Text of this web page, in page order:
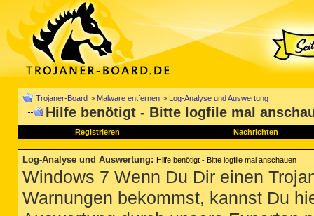
Trojaner-Board > Malware entfernen > Log-Analyse und Auswertung
Hilfe benötigt - Bitte logfile mal
Registrieren Nachrichten
Log-Analyse und Auswertung: Hilfe benötigt - Bitte logfile mal anschauen
Windows 7 Wenn Du Dir einen
Warnungen bekommst, kannst Du